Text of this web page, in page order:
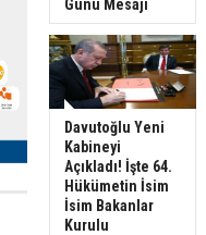
Günü Mesajı
Davutoğlu Yeni
Kabineyi
Açıkladı! İşte 64.
Hükümetin İsim
İsim Bakanlar
Kurulu